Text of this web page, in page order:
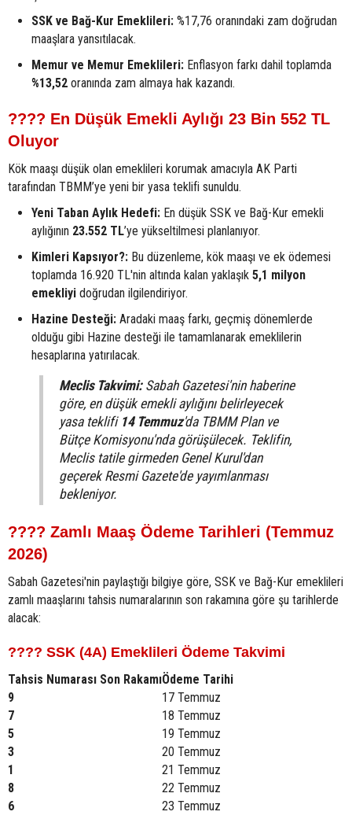
SSK ve Bağ-Kur Emeklileri: %17,76 oranındaki zam doğrudan
maaşlara yansıtılacak.
Memur ve Memur Emeklileri: Enflasyon farkı dahil toplamda
%13,52 oranında zam almaya hak kazandı.
???? En Düşük Emekli Aylığı 23 Bin 552 TL
Oluyor
Kök maaşı düşük olan emeklileri korumak amacıyla AK Parti
tarafından TBMM’ye yeni bir yasa teklifi sunuldu.
Yeni Taban Aylık Hedefi: En düşük SSK ve Bağ-Kur emekli
aylığının 23.552 TL’ye yükseltilmesi planlanıyor.
Kimleri Kapsıyor?: Bu düzenleme, kök maaşı ve ek ödemesi
toplamda 16.920 TL'nin altında kalan yaklaşık 5,1 milyon
emekliyi doğrudan ilgilendiriyor.
Hazine Desteği: Aradaki maaş farkı, geçmiş dönemlerde
olduğu gibi Hazine desteği ile tamamlanarak emeklilerin
hesaplarına yatırılacak.
Meclis Takvimi:Sabah Gazetesi'nin haberine
göre, en düşük emekli aylığını belirleyecek
yasa teklifi 14 Temmuz'da TBMM Plan ve
Bütçe Komisyonu'nda görüşülecek. Teklifin,
Meclis tatile girmeden Genel Kurul'dan
geçerek Resmi Gazete'de yayımlanması
bekleniyor.
????️ Zamlı Maaş Ödeme Tarihleri (Temmuz
2026)
Sabah Gazetesi'nin paylaştığı bilgiye göre, SSK ve Bağ-Kur emeklileri
zamlı maaşlarını tahsis numaralarının son rakamına göre şu tarihlerde
alacak:
???? SSK (4A) Emeklileri Ödeme Takvimi
Tahsis Numarası Son RakamıÖdeme Tarihi
9
17 Temmuz
7
18 Temmuz
5
19 Temmuz
3
20 Temmuz
1
21 Temmuz
8
22 Temmuz
6
23 Temmuz